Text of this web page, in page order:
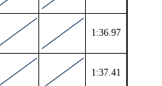
1:36.97
1:37.41